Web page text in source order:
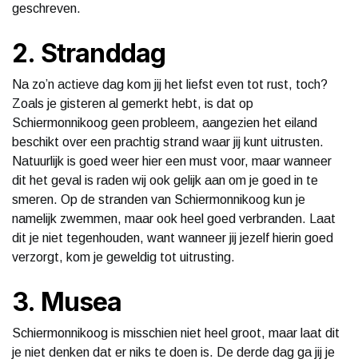
geschreven.
2. Stranddag
Na zo’n actieve dag kom jij het liefst even tot rust, toch?
Zoals je gisteren al gemerkt hebt, is dat op
Schiermonnikoog geen probleem, aangezien het eiland
beschikt over een prachtig strand waar jij kunt uitrusten.
Natuurlijk is goed weer hier een must voor, maar wanneer
dit het geval is raden wij ook gelijk aan om je goed in te
smeren. Op de stranden van Schiermonnikoog kun je
namelijk zwemmen, maar ook heel goed verbranden. Laat
dit je niet tegenhouden, want wanneer jij jezelf hierin goed
verzorgt, kom je geweldig tot uitrusting.
3. Musea
Schiermonnikoog is misschien niet heel groot, maar laat dit
je niet denken dat er niks te doen is. De derde dag ga jij je